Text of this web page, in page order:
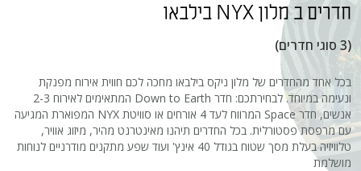
חדריםב מלון NYX בילבאו
(3 סוגי חדרים)
בכל אחד מהחדרים של מלון ניקס בילבאו מחכה לכם חווית אירוח מפנקת
ונעימה במיוחד. לבחירתכם: חדר Down to Earth המתאימים לאירוח 2-3
אנשים, חדר Space המרווח לעד 4 אורחים או סוויטת NYX המפוארת המגיעה
עם מרפסת פסטורלית. בכל החדרים תיהנו מאינטרנט מהיר, מיזוג אוויר,
טלוויזיה בעלת מסך שטוח בגודל 40 אינץ' ועוד שפע מתקנים מודרניים לנוחות
מושלמת